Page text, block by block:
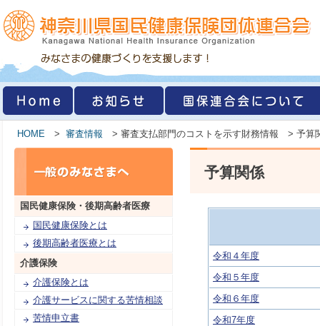
HOME > 審査情報 > 審査支払部門のコストを示す財務情報 > 予算
国民健康保険・ 後期高齢者医療
国民健康保険とは
後期高齢者医療とは
介護保険
介護保険とは
介護サービスに関する苦情相談
苦情申立書
予算関係
令和４年度
令和５年度
令和６年度
令和7年度